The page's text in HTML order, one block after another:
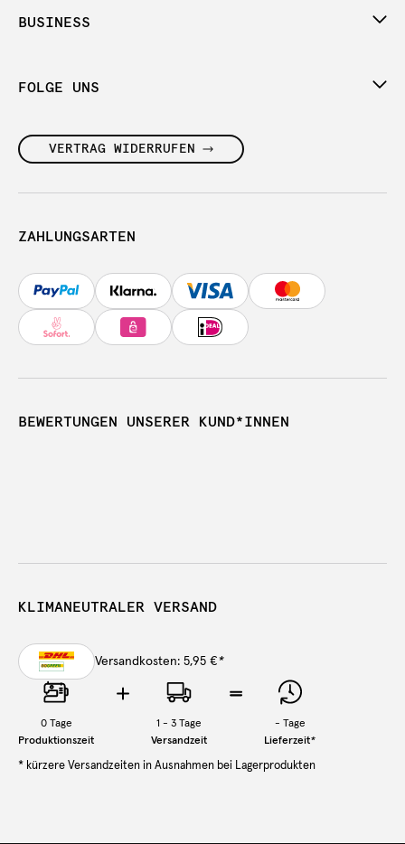
BUSINESS
FOLGE UNS
VERTRAG WIDERRUFEN
ZAHLUNGSARTEN
BEWERTUNGEN UNSERER KUND*INNEN
KLIMANEUTRALER VERSAND
Versandkosten: 5,95 €*
0Tage
Produktionszeit
1 - 3 Tage
Versandzeit
- Tage
Lieferzeit*
* kürzere Versandzeiten in Ausnahmen bei Lagerprodukten